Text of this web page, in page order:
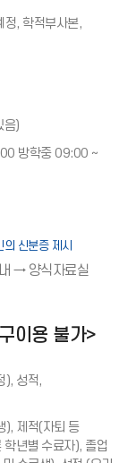
, 학적부사본,
음)
방학중 09:00 ∼
신분증 제시
→ 양식자료실
이용 불가>
), 성적,
), 제적(자퇴 등
년별 수료자), 졸업